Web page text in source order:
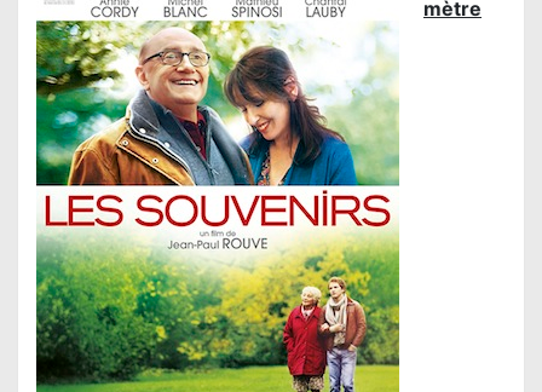
mètre